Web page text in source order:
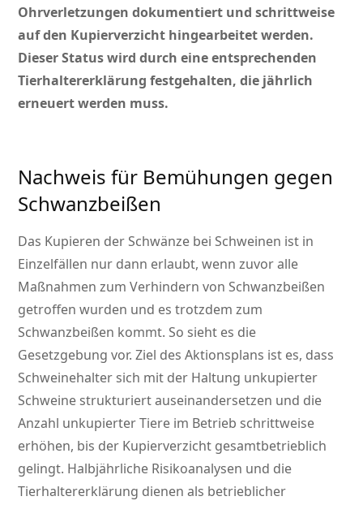
Ohrverletzungen dokumentiert und schrittweise
auf den Kupierverzicht hingearbeitet werden.
Dieser Status wird durch eine entsprechenden
Tierhaltererklärung festgehalten, die jährlich
erneuert werden muss.
Nachweis für Bemühungen gegen
Schwanzbeißen
Das Kupieren der Schwänze bei Schweinen ist in
Einzelfällen nur dann erlaubt, wenn zuvor alle
Maßnahmen zum Verhindern von Schwanzbeißen
getroffen wurden und es trotzdem zum
Schwanzbeißen kommt. So sieht es die
Gesetzgebung vor. Ziel des Aktionsplans ist es, dass
Schweinehalter sich mit der Haltung unkupierter
Schweine strukturiert auseinandersetzen und die
Anzahl unkupierter Tiere im Betrieb schrittweise
erhöhen, bis der Kupierverzicht gesamtbetrieblich
gelingt. Halbjährliche Risikoanalysen und die
Tierhaltererklärung dienen als betrieblicher